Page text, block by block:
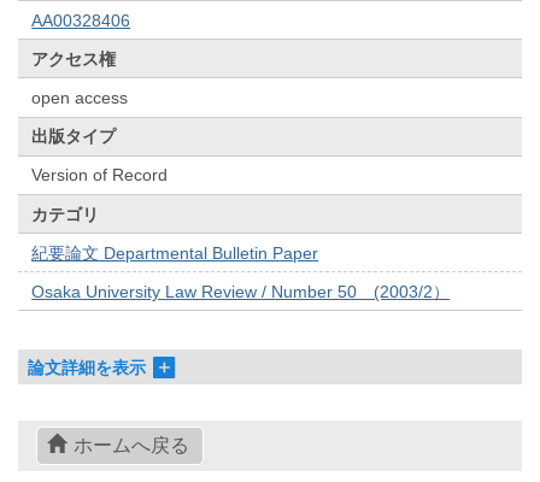
AA00328406
アクセス権
open access
出版タイプ
Version of Record
カテゴリ
紀要論文 Departmental Bulletin Paper
Osaka University Law Review / Number 50 (2003/2）
論文詳細を表示
ホームへ戻る